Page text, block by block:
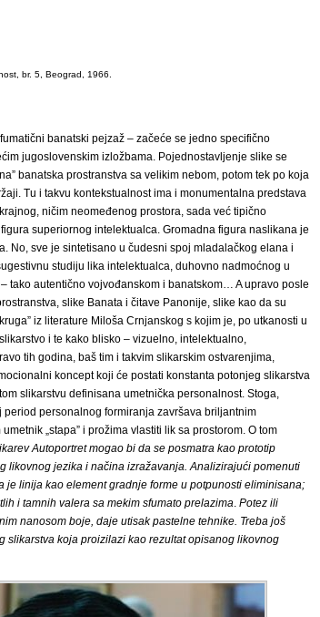
br. 5, Beograd, 1966.
banatski pejzaž – začeće se jedno specifično
jugoslovenskim izložbama. Pojednostavljenje slike se
banatska prostranstva sa velikim nebom, potom tek po koja
Tu i takvu kontekstualnost ima i monumentalna predstava
ničim neomeđenog prostora, sada već tipično
superiornog intelektualca. Gromadna figura naslikana je
No, sve je sintetisano u čudesni spoj mladalačkog elana i
studiju lika intelektualca, duhovno nadmoćnog u
tako autentično vojvođanskom i banatskom… A upravo posle
slike Banata i čitave Panonije, slike kao da su
iz literature Miloša Crnjanskog s kojim je, po utkanosti u
i te kako blisko – vizuelno, intelektualno,
tih godina, baš tim i takvim slikarskim ostvarenjima,
koncept koji će postati konstanta potonjeg slikarstva
slikarstvu definisana umetnička personalnost. Stoga,
personalnog formiranja završava briljantnim
„stapa” i prožima vlastiti lik sa prostorom. O tom
Autoportret mogao bi da se posmatra kao prototip
likovnog jezika i načina izražavanja. Analizirajući pomenuti
je linija kao element gradnje forme u potpunosti eliminisana;
i tamnih valera sa mekim sfumato prelazima. Potez ili
nanosom boje, daje utisak pastelne tehnike. Treba još
slikarstva koja proizilazi kao rezultat opisanog likovnog